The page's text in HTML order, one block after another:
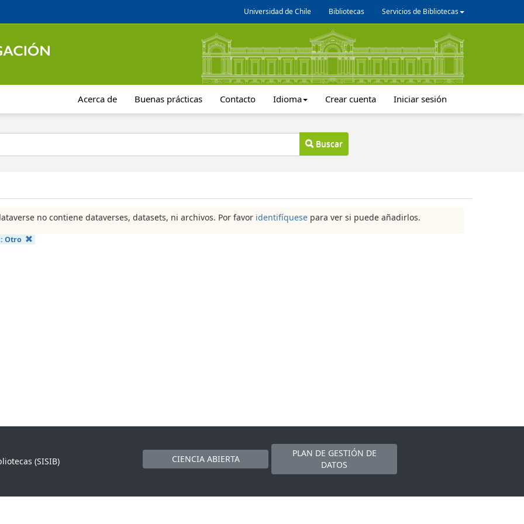
Universidad de Chile Bibliotecas Servicios de Bibliotecas
Acerca de Buenas prácticas Contacto Idioma Crear cuenta Iniciar sesión
Buscar
no contiene dataverses, datasets, ni archivos. Por favor identifíquese para ver si puede añadirlos.
Otro
(SISIB)
CIENCIA ABIERTA
PLAN DE GESTIÓN DE
DATOS